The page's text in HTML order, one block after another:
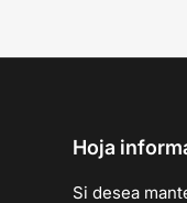
Hoja
Si desea